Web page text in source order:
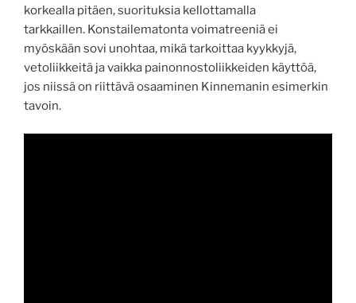
korkealla pitäen, suorituksia kellottamalla
tarkkaillen. Konstailematonta voimatreeniä ei
myöskään sovi unohtaa, mikä tarkoittaa kyykkyjä,
vetoliikkeitä ja vaikka painonnostoliikkeiden käyttöä,
jos niissä on riittävä osaaminen Kinnemanin esimerkin
tavoin.